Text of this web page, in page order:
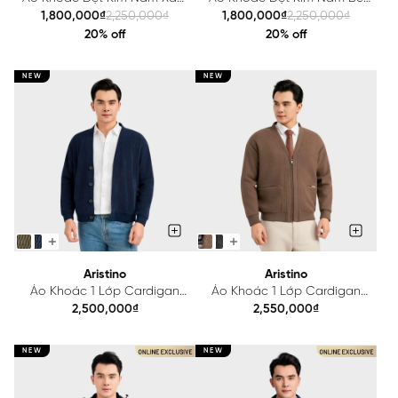
Aristino Regular Fit
AJK001EDP01
1,800,000₫2,250,000₫
20% off
Aristino Regular Fit
AJK001EDP01
1,800,000₫2,250,000₫
20% off
NEW
Aristino
Áo Khoác 1 Lớp Cardigan
Nam Regular Fit Aristino
2,500,000₫
NEW
Aristino
Áo Khoác 1 Lớp Cardigan
Nam Aristino Regular Fit
2,550,000₫
NEW NEW